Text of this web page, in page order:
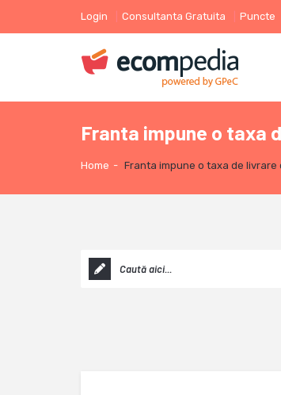
Login Consultanta Gratuita Puncte
Franta impune o taxa
Home - Franta impune o taxa de